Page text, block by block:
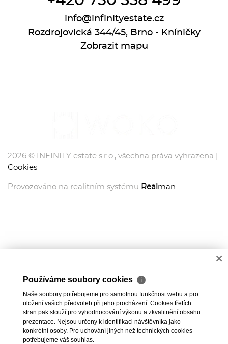
info@infinityestate.cz
Rozdrojovická 344/45, Brno - Kníničky
Zobrazit mapu
2026 © INFINITY estate s.r.o., všechna práva vyhrazena |
Cookies
Provozováno na realitním systému Real man
×
Používáme soubory cookies ℹ
Naše soubory potřebujeme pro samotnou funkčnost webu a pro
uložení vašich předvoleb při jeho procházení. Cookies třetích
stran pak slouží pro vyhodnocování výkonu a zkvalitnění obsahu
prezentace. Nejsou určeny k identifikaci návštěvníka jako
konkrétní osoby. Pro uchování jiných než technických cookies
potřebujeme váš souhlas.